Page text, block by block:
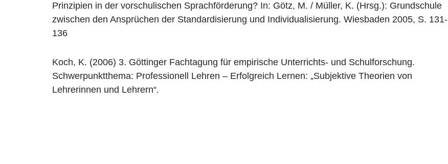
Prinzipien in der vorschulischen Sprachförderung? In: Götz, M. / Müller, K. (Hrsg.): Grundschule
zwischen den Ansprüchen der Standardisierung und Individualisierung. Wiesbaden 2005, S. 131-
136
Koch, K. (2006) 3. Göttinger Fachtagung für empirische Unterrichts- und Schulforschung.
Schwerpunktthema: Professionell Lehren – Erfolgreich Lernen: „Subjektive Theorien von
Lehrerinnen und Lehrern“.